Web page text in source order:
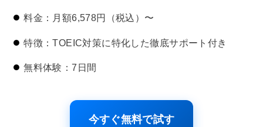
料金：月額6,578円（税込）〜
特徴：TOEIC対策に特化した徹底サポート付き
無料体験：7日間
今すぐ無料で試す